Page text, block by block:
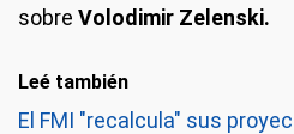
sobre Volodimir Zelenski.
Leé también
El FMI "recalcula" sus